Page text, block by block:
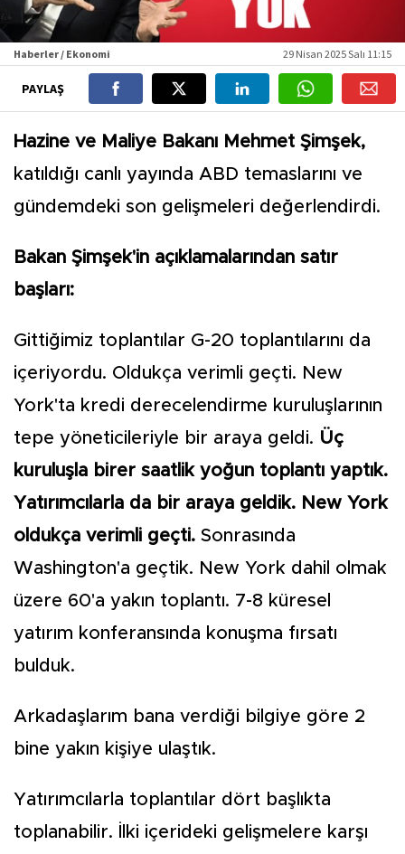
Haberler / Ekonomi 29 Nisan 2025 Salı 11:15
PAYLAŞ
Hazine ve Maliye Bakanı Mehmet Şimşek,
katıldığı canlı yayında ABD temaslarını ve
gündemdeki son gelişmeleri değerlendirdi.
Bakan Şimşek'in açıklamalarından satır
başları:
Gittiğimiz toplantılar G-20 toplantılarını da
içeriyordu. Oldukça verimli geçti. New
York'ta kredi derecelendirme kuruluşlarının
tepe yöneticileriyle bir araya geldi. Üç
kuruluşla birer saatlik yoğun toplantı yaptık.
Yatırımcılarla da bir araya geldik. New York
oldukça verimli geçti. Sonrasında
Washington'a geçtik. New York dahil olmak
üzere 60'a yakın toplantı. 7-8 küresel
yatırım konferansında konuşma fırsatı
bulduk.
Arkadaşlarım bana verdiği bilgiye göre 2
bine yakın kişiye ulaştık.
Yatırımcılarla toplantılar dört başlıkta
toplanabilir. İlki içerideki gelişmelere karşı